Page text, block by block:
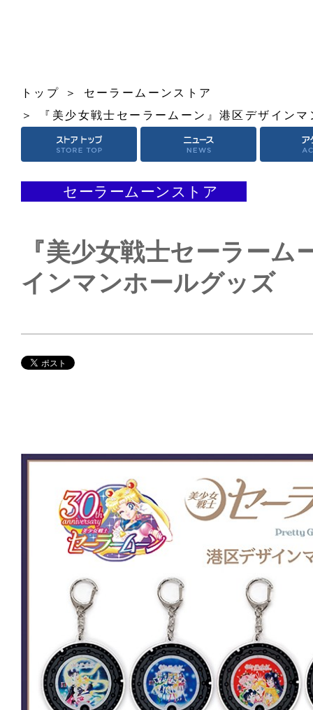
トップ
セーラームーンストア
『美少女戦士セーラームーン』港区デザイン
セーラームーンストア
『美少女戦士セーラーム
インマンホールグッズ